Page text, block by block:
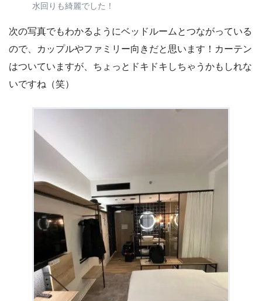
水回りも綺麗でした！
次の写真でもわかるようにベッドルームとつながっている
ので、カップルやファミリー向きだと思います！カーテン
はついていますが、ちょっとドキドキしちゃうかもしれな
いですね（笑）